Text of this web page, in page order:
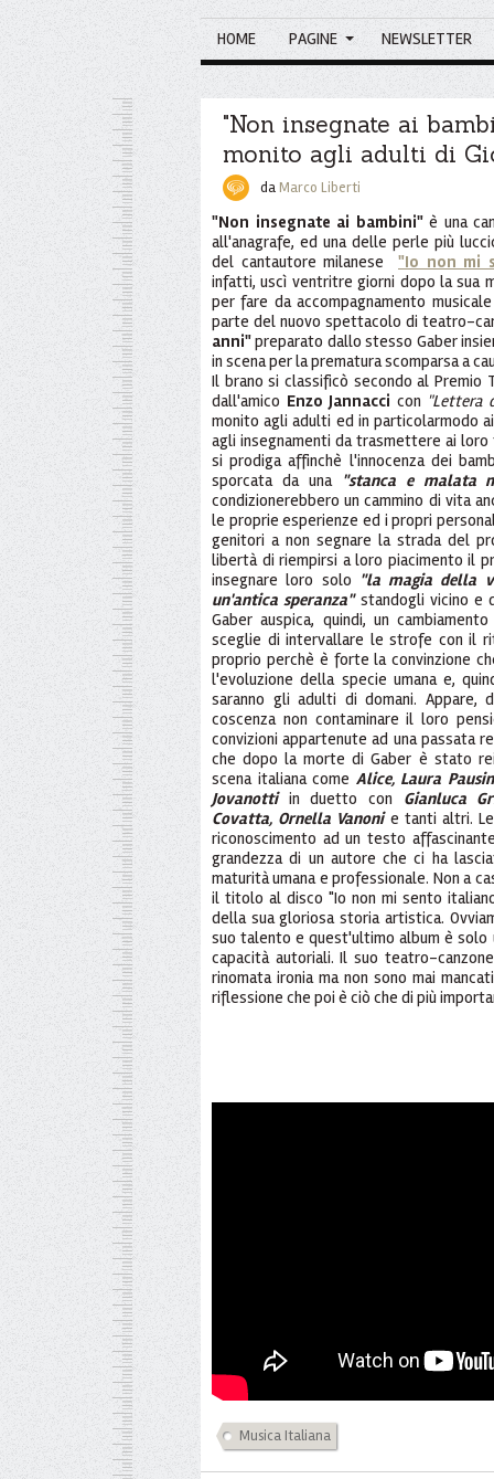
HOME PAGINE NEWSLETTER
"Non insegnate ai
monito agli adulti di
daMarco Liberti
"Non insegnate ai bambini"è una
all'anagrafe, ed una delle perle più
del cantautore milanese
"Io non mi
infatti, uscì ventritre giorni dopo la sua
per fare da accompagnamento
parte del nuovo spettacolo di teatro-
anni"preparato dallo stesso Gaber
in scena per la prematura scomparsa a
Il brano si classificò secondo al Premio
dall'amico Enzo Jannacci con "Lettera
monito agli adulti ed in particolarmodo
agli insegnamenti da trasmettere ai loro
si prodiga affinchè l'innocenza dei
sporcata da una "stanca e malata
condizionerebbero un cammino di vita
le proprie esperienze ed i propri
genitori a non segnare la strada del
libertà di riempirsi a loro piacimento il
insegnare loro solo "la magia della
un'antica speranza"standogli vicino e
Gaber auspica, quindi, un
sceglie di intervallare le strofe con il
proprio perchè è forte la convinzione
l'evoluzione della specie umana e,
saranno gli adulti di domani.
coscenza non contaminare il loro
convizioni appartenute ad una passata
che dopo la morte di Gaber è stato
scena italiana come Alice, Laura
Jovanottiin duetto con Gianluca
Covatta, Ornella Vanonie tanti altri.
riconoscimento ad un testo
grandezza di un autore che ci ha
maturità umana e professionale. Non a
il titolo al disco "Io non mi sento
della sua gloriosa storia artistica.
suo talento e quest'ultimo album è solo
capacità autoriali. Il suo teatro-
rinomata ironia ma non sono mai
riflessione che poi è ciò che di più
Musica Italiana